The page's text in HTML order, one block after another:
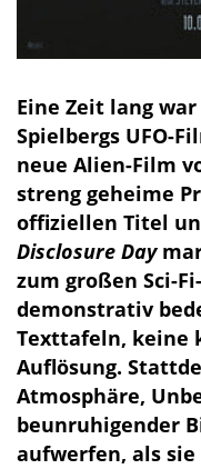
Eine Zeit lang
Spielbergs UFO-
neue Alien-Film
streng geheime
offiziellen Titel
Disclosure Day
zum großen Sci-
demonstrativ
Texttafeln, keine
Auflösung.
Atmosphäre,
beunruhigender
aufwerfen, als